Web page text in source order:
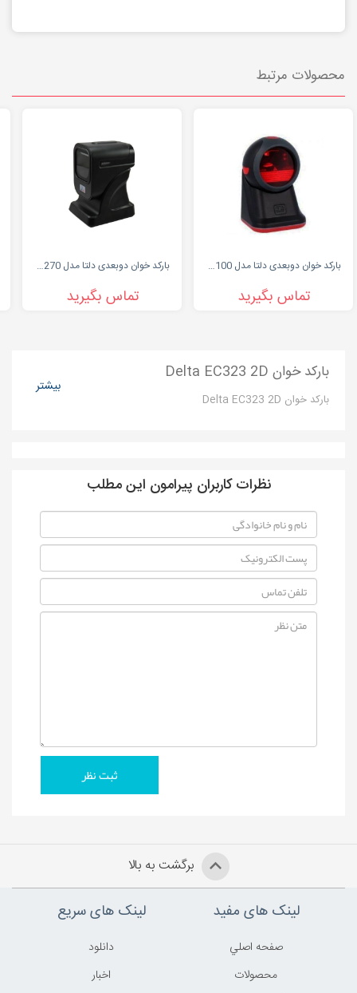
محصولات مرتبط
بارکد خوان دوبعدی دلتا مدل od7100
تماس بگیرید
بارکد خوان دوبعدی دلتا مدل od7270
تماس بگیرید
بارکد خوان Delta EC323 2D
بارکد خوان Delta EC323 2D
بیشتر
نظرات کاربران پیرامون این مطلب
برگشت به بالا
لینک های مفید
صفحه اصلي
محصولات
لینک های سریع
دانلود
اخبار